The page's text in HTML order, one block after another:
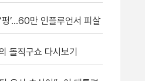
펑’…60만 인플루언서 피살
돌직구쇼 다시보기